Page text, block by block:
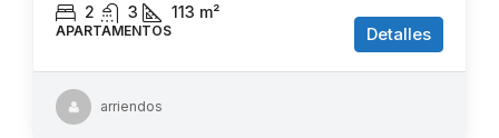
2 3 113 m²
APARTAMENTOS Detalles
arriendos